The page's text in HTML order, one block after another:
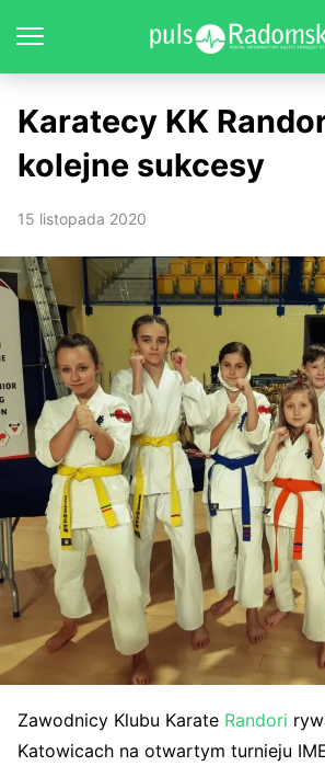
Karatecy KK
kolejne sukcesy
15 listopada 2020
Zawodnicy Klubu Karate Randori
Katowicach na otwartym turnieju